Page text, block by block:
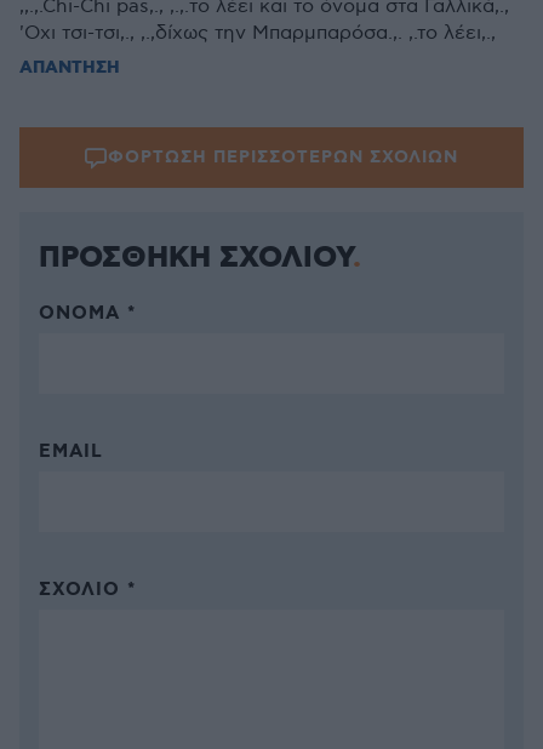
,,.,.Chi-Chi pas,., ,.,.το λέει και το όνομα στα Γαλλικά,.,
'Οχι τσι-τσι,., ,.,δίχως την Μπαρμπαρόσα.,. ,.το λέει,.,
ΑΠΑΝΤΗΣΗ
ΦΟΡΤΩΣΗ ΠΕΡΙΣΣΟΤΕΡΩΝ ΣΧΟΛΙΩΝ
ΠΡΟΣΘΗΚΗ ΣΧΟΛΙΟΥ
ΌΝΟΜΑ *
EMAIL
ΣΧΌΛΙΟ *